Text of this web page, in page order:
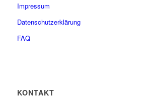
Impressum
Datenschutzerklärung
FAQ
KONTAKT